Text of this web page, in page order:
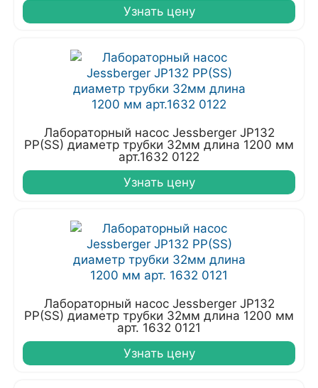
Узнать цену
Лабораторный насос Jessberger JP132
PP(SS) диаметр трубки 32мм длина 1200 мм
арт.1632 0122
Узнать цену
Лабораторный насос Jessberger JP132
PP(SS) диаметр трубки 32мм длина 1200 мм
арт. 1632 0121
Узнать цену